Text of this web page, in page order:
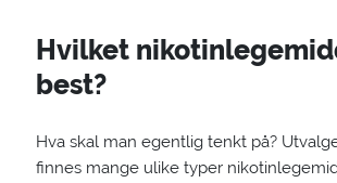
Hvilket
best?
Hva skal man egentlig tenkt på?
finnes mange ulike typer